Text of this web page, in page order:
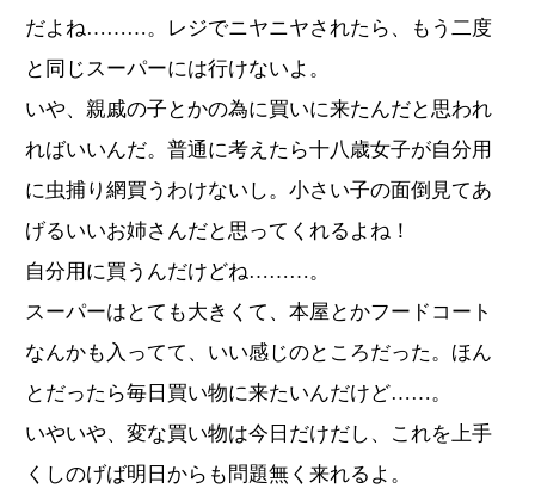
だよね………。レジでニヤニヤされたら、もう二度
と同じスーパーには行けないよ。
いや、親戚の子とかの為に買いに来たんだと思われ
ればいいんだ。普通に考えたら十八歳女子が自分用
に虫捕り網買うわけないし。小さい子の面倒見てあ
げるいいお姉さんだと思ってくれるよね！
自分用に買うんだけどね………。
スーパーはとても大きくて、本屋とかフードコート
なんかも入ってて、いい感じのところだった。ほん
とだったら毎日買い物に来たいんだけど……。
いやいや、変な買い物は今日だけだし、これを上手
くしのげば明日からも問題無く来れるよ。